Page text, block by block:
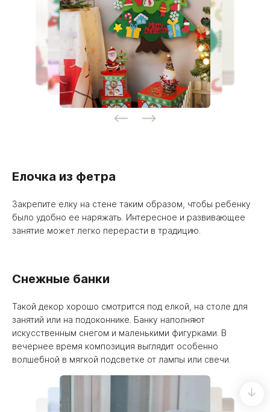
Елочка из фетра
Закрепите елку на стене таким образом, чтобы ребенку
было удобно ее наряжать. Интересное и развивающее
занятие может легко перерасти в традицию.
Снежные банки
Такой декор хорошо смотрится под елкой, на столе для
занятий или на подоконнике. Банку наполняют
искусственным снегом и маленькими фигурками. В
вечернее время композиция выглядит особенно
волшебной в мягкой подсветке от лампы или свечи.